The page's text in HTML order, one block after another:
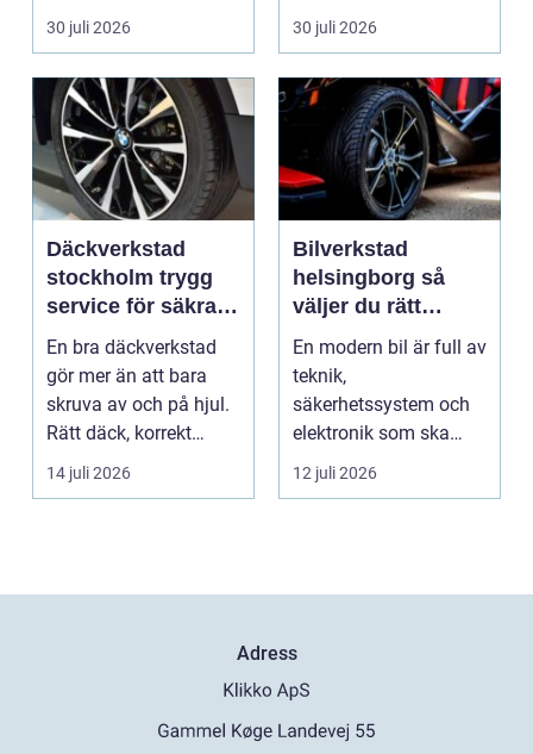
uppstår ofta...
30 juli 2026
helhetsintrycket...
30 juli 2026
Däckverkstad
stockholm trygg
service för säkra
mil året runt
En bra däckverkstad
gör mer än att bara
skruva av och på hjul.
Rätt däck, korrekt
montering och rege...
14 juli 2026
Bilverkstad
helsingborg så
väljer du rätt
service för din bil
En modern bil är full av
teknik,
säkerhetssystem och
elektronik som ska
fungera tillsammans
varje da...
12 juli 2026
Adress